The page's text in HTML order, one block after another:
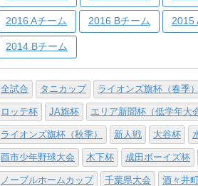
2016 Aチーム 2016 Bチーム 2015
2014 Bチーム
全試合 タニカップ ライオンズ旗杯（春季）
ロッテ杯 JA旗杯 エリア新聞杯（低学年大
ライオンズ旗杯（秋季） 新人戦 大谷杯
酉市少年野球大会 木下杯 成田ボーイズ杯
ノーブルホームカップ 千葉県大会 酒々井